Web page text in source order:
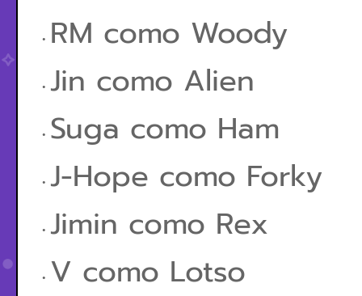
RM como Woody
Jin como Alien
Suga como Ham
J-Hope como Forky
Jimin como Rex
V como Lotso